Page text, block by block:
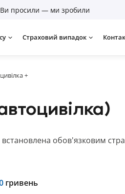
Ви просили — ми зробили
Страховий випадок
+
обов'язковим
гривень